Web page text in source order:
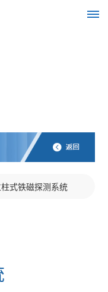
式铁磁探测系统